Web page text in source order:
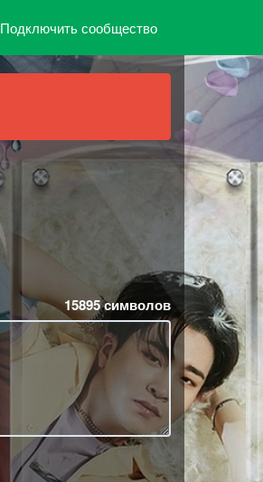
Подключить сообщество
15895символов